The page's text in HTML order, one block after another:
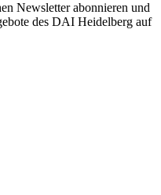
Newsletter abonnieren und
des DAI Heidelberg auf